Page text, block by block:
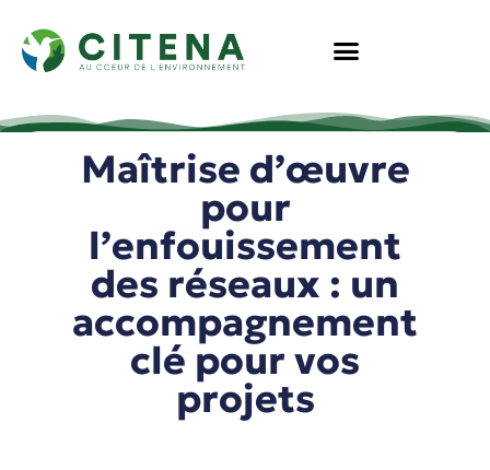
Aller
contenu
Maîtrise d’œuvre
pour
l’enfouissement
des réseaux : un
accompagnement
clé pour vos
projets